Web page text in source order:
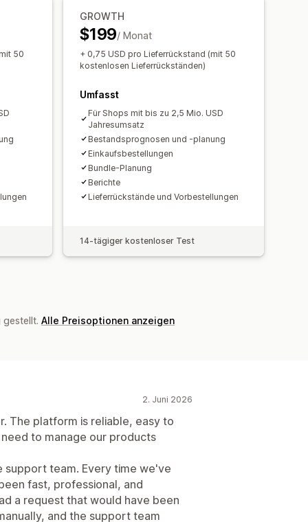
werden muss
Auffüllerinnerungen
Lagerbestände
Berichte
Einblicke
Echtzeitstatus
50
GROWTH
$199/ Monat
+ 0,75 USD pro Lieferrückstand (mit 50
kostenlosen Lieferrückständen)
Umfasst
Für Shops mit bis zu 2,5 Mio. USD
Jahresumsatz
Bestandsprognosen und -planung
Einkaufsbestellungen
Bundle-Planung
Berichte
Lieferrückstände und Vorbestellungen
14-tägiger kostenloser Test
gestellt. Alle Preisoptionen anzeigen
2. Juni 2026
The platform is reliable, easy to
to manage our products
support team. Every time we've
fast, professional, and
a request that would have been
and the support team